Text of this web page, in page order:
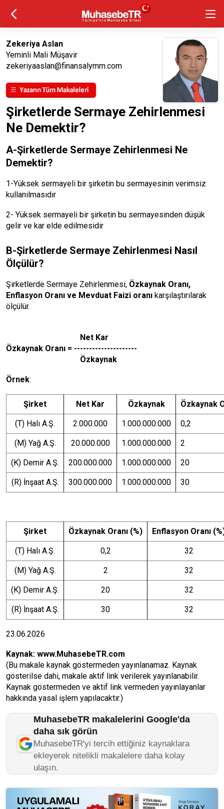
Zekeriya Aslan
Yeminli Mali Müşavir
zekeriyaaslan@finansalymm.com
Şirketlerde Sermaye Zehirlenmesi
Ne Demektir?
A-Şirketlerde Sermaye Zehirlenmesi Ne
Demektir?
1-Yüksek sermayeli bir şirketin bu sermayesinin verimsiz
kullanılmasıdır
2- Yüksek sermayeli bir şirketin bu sermayesinden düşük
gelir ve kar elde edilmesidir
B-Şirketlerde Sermaye Zehirlenmesi Nasıl
Ölçülür?
Şirketlerde Sermaye Zehirlenmesi, Özkaynak Oranı,
Enflasyon Oranı ve Mevduat Faizi oranı karşılaştırılarak
ölçülür.
Net Kar
Özkaynak Oranı = ---------------------
Özkaynak
Örnek:
Şirket Net Kar Özkaynak Özkaynak
(T) Halı A.Ş. 2.000.000 1.000.000.000 0,2
(M) Yağ A.Ş. 20.000.000 1.000.000.000 2
(K) Demir A.Ş. 200.000.000 1.000.000.000 20
(R) İnşaat A.Ş. 300.000.000 1.000.000.000 30
Şirket Özkaynak Oranı (%) Enflasyon Oranı
(T) Halı A.Ş. 0,2 32
(M) Yağ A.Ş. 2 32
(K) Demir A.Ş. 20 32
(R) İnşaat A.Ş. 30 32
23.06.2026
Kaynak: www.MuhasebeTR.com
(Bu makale kaynak göstermeden yayınlanamaz. Kaynak
gösterilse dahi, makale aktif link verilerek yayınlanabilir.
Kaynak göstermeden ve aktif link vermeden yayınlayanlar
hakkında yasal işlem yapılacaktır.)
MuhasebeTR makalelerini Google'da
daha sık görün
MuhasebeTR'yi tercih ettiğiniz kaynaklara
ekleyerek nitelikli makalelere daha kolay
ulaşın.